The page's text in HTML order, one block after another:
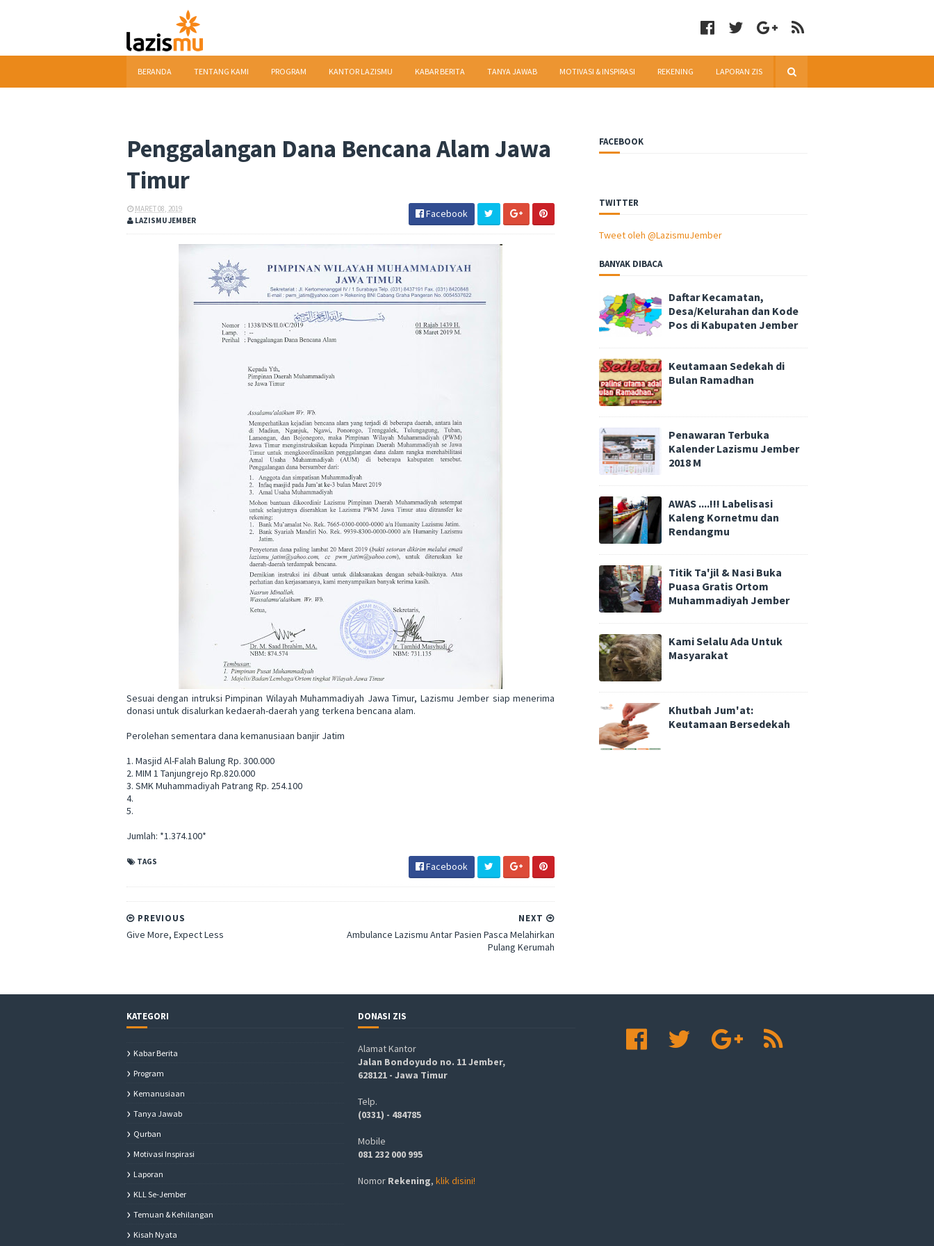
BERANDA TENTANG KAMI PROGRAM KANTOR LAZISMU KABAR BERITA TANYA JAWAB MOTIVASI & INSPIRASI REKENING LAPORAN ZIS
Penggalangan Dana Bencana Alam Jawa
Timur
MARET 08, 2019
LAZISMU JEMBER
Facebook
Sesuai dengan intruksi Pimpinan Wilayah Muhammadiyah Jawa Timur, Lazismu Jember siap menerima
donasi untuk disalurkan kedaerah-daerah yang terkena bencana alam.
Perolehan sementara dana kemanusiaan banjir Jatim
1. Masjid Al-Falah Balung Rp. 300.000
2. MIM 1 Tanjungrejo Rp.820.000
3. SMK Muhammadiyah Patrang Rp. 254.100
4.
5.
Jumlah: *1.374.100*
TAGS Facebook
NEXT
Ambulance Lazismu Antar Pasien Pasca Melahirkan
Pulang Kerumah
PREVIOUS
Give More, Expect Less
FACEBOOK
TWITTER
Tweet oleh @LazismuJember
BANYAK DIBACA
Daftar Kecamatan,
Desa/Kelurahan dan Kode
Pos di Kabupaten Jember
Keutamaan Sedekah di
Bulan Ramadhan
Penawaran Terbuka
Kalender Lazismu Jember
2018 M
AWAS ....!!! Labelisasi
Kaleng Kornetmu dan
Rendangmu
Titik Ta'jil & Nasi Buka
Puasa Gratis Ortom
Muhammadiyah Jember
Kami Selalu Ada Untuk
Masyarakat
Khutbah Jum'at:
Keutamaan Bersedekah
KATEGORI
Kabar Berita
Program
Kemanusiaan
Tanya Jawab
Qurban
Motivasi Inspirasi
Laporan
KLL Se-Jember
Temuan & Kehilangan
Kisah Nyata
DONASI ZIS
Alamat Kantor
Jalan Bondoyudo no. 11 Jember,
628121 - Jawa Timur
Telp.
(0331) - 484785
Mobile
081 232 000 995
Nomor Rekening, klik disini!